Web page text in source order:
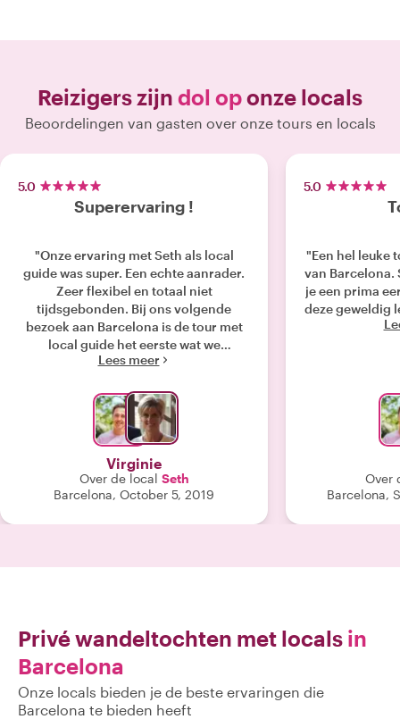
Reizigers zijn dol oponze locals
Beoordelingen van gasten over onze tours en locals
5.0
Superervaring !
"Onze ervaring met Seth als local
guide was super. Een echte aanrader.
Zeer flexibel en totaal niet
tijdsgebonden. Bij ons volgende
bezoek aan Barcelona is de tour met
local guide het eerste wat we
vastleggen."
Lees meer
Virginie
Over de local Seth
Barcelona, October 5, 2019
5.0
"Een hel leuke
van Barcelona.
je een prima
deze geweldig
Over
Barcelona,
Privé wandeltochten met locals in
Barcelona
Onze locals bieden je de beste ervaringen die
Barcelona te bieden heeft